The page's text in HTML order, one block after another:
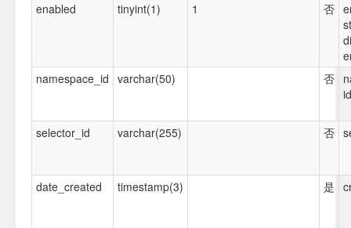
enabled tinyint(1) 1 否
namespace_id varchar(50) 否
id
selector_id varchar(255) 否
date_created timestamp(3) 是